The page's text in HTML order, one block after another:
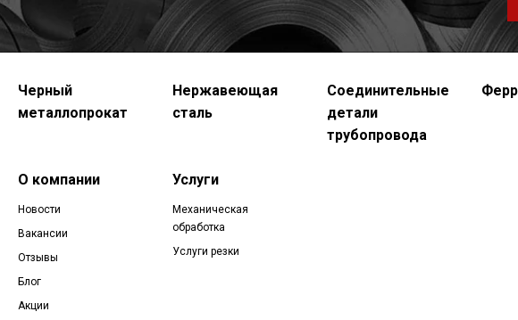
Черный
металлопрокат
Нержавеющая
сталь
Соединительные
детали
трубопровода
О компании
Новости
Вакансии
Отзывы
Блог
Акции
Услуги
Механическая
обработка
Услуги резки